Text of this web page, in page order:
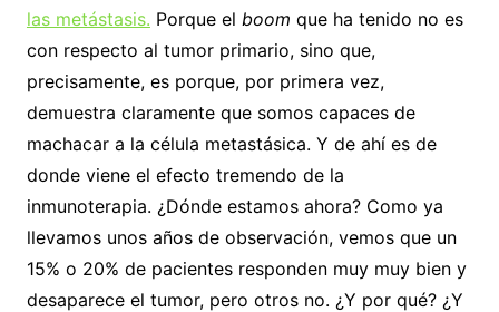
las metástasis. Porque el boom que ha tenido no es
con respecto al tumor primario, sino que,
precisamente, es porque, por primera vez,
demuestra claramente que somos capaces de
machacar a la célula metastásica. Y de ahí es de
donde viene el efecto tremendo de la
inmunoterapia. ¿Dónde estamos ahora? Como ya
llevamos unos años de observación, vemos que un
15% o 20% de pacientes responden muy muy bien y
desaparece el tumor, pero otros no. ¿Y por qué? ¿Y